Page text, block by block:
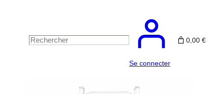
contenu
Rechercher
Se connecter
0,00 €